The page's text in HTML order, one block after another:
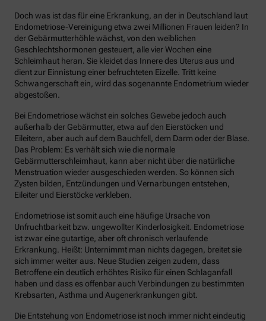
Doch was ist das für eine Erkrankung, an der in Deutschland laut
Endometriose-Vereinigung etwa zwei Millionen Frauen leiden? In
der Gebärmutterhöhle wächst, von den weiblichen
Geschlechtshormonen gesteuert, alle vier Wochen eine
Schleimhaut heran. Sie kleidet das Innere des Uterus aus und
dient zur Einnistung einer befruchteten Eizelle. Tritt keine
Schwangerschaft ein, wird das sogenannte Endometrium wieder
abgestoßen.
Bei Endometriose wächst ein solches Gewebe jedoch auch
außerhalb der Gebärmutter, etwa auf den Eierstöcken und
Eileitern, aber auch auf dem Bauchfell, dem Darm oder der Blase.
Das Problem: Es verhält sich wie die normale
Gebärmutterschleimhaut, kann aber nicht über die natürliche
Menstruation wieder ausgeschieden werden. So können sich
Zysten bilden, Entzündungen und Vernarbungen entstehen,
Eileiter und Eierstöcke verkleben.
Endometriose ist somit auch eine häufige Ursache von
Unfruchtbarkeit bzw. ungewollter Kinderlosigkeit. Endometriose
ist zwar eine gutartige, aber oft chronisch verlaufende
Erkrankung. Heißt: Unternimmt man nichts dagegen, breitet sie
sich immer weiter aus. Neue Studien zeigen zudem, dass
Betroffene ein deutlich erhöhtes Risiko für einen Schlaganfall
haben und dass es offenbar auch Verbindungen zu bestimmten
Krebsarten, Asthma und Augenerkrankungen gibt.
Die Entstehung von Endometriose ist noch immer nicht eindeutig